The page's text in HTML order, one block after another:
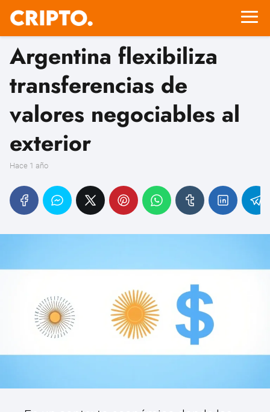
Argentina flexibiliza
transferencias de
valores negociables al
exterior
hace 1 año